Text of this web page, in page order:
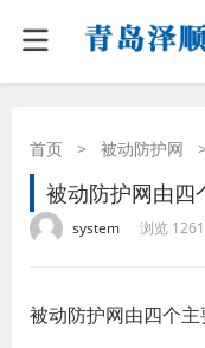
首页 > 被动防护网 >
被动防护网由四
system 浏览 1261
被动防护网由四个